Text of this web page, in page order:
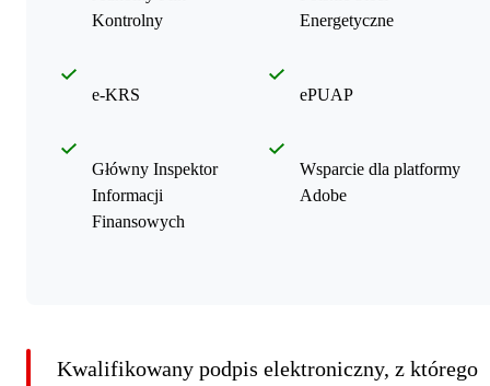
Kontrolny
e-KRS
Główny Inspektor
Informacji
Finansowych
Energetyczne
ePUAP
Wsparcie dla platformy
Adobe
Kwalifikowany podpis elektroniczny, z którego